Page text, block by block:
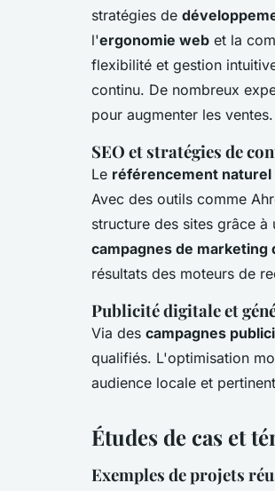
stratégies de
l'ergonomie web et la
flexibilité et gestion
continu. De nombreux
pour augmenter les ventes.
SEO et stratégies de
Le référencement naturel
Avec des outils comme
structure des sites grâce
campagnes de marketing
résultats des moteurs de
Publicité digitale et
Via des campagnes
qualifiés. L'optimisation
audience locale et
Études de cas et
Exemples de projets